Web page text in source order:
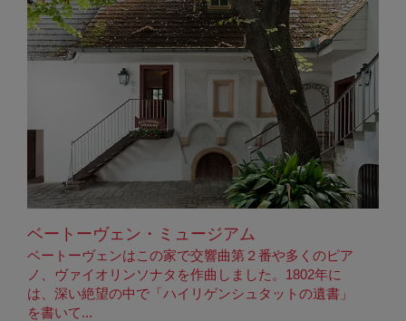
ベートーヴェン・ミュージアム
ベートーヴェンはこの家で交響曲第２番や多くのピア
ノ、ヴァイオリンソナタを作曲しました。1802年に
は、深い絶望の中で「ハイリゲンシュタットの遺書」
を書いて...